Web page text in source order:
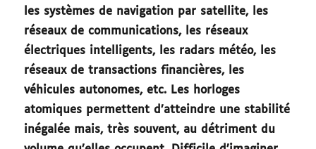
les systèmes de navigation par satellite, les
réseaux de communications, les réseaux
électriques intelligents, les radars météo, les
réseaux de transactions financières, les
véhicules autonomes, etc. Les horloges
atomiques permettent d’atteindre une stabilité
inégalée mais, très souvent, au détriment du